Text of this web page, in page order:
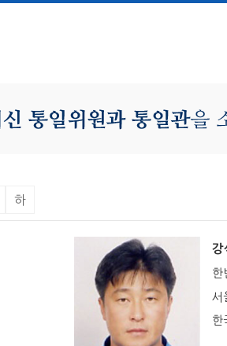
하
강
한
서
한